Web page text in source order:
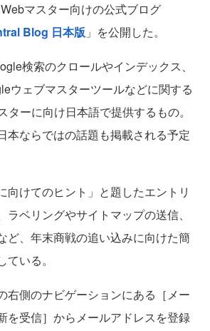
マスター向けの公式ブログ
Blog 日本版 」を公開した。
検索のクロールやインデックス、
ウェブマスターツールなどに関する
ターに向け日本語で提供するもの。
本ならではの話題も掲載される予定
けてのヒント」と題したエントリ
ラベリングやサイトマップの送信、
ど、年末商戦の追い込みに向けた簡
いる。
右側のナビゲーションにある［メー
を受信］からメールアドレスを登録